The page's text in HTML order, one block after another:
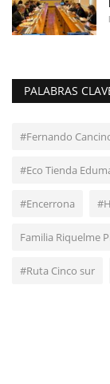
PALABRAS
#Fernando
#Eco Tienda
#Encerrona
Familia Riquelme
#Ruta Cinco sur